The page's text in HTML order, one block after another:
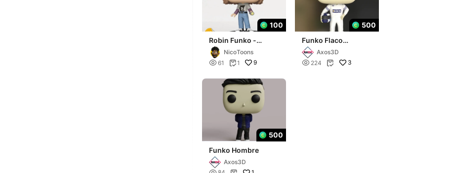
100
Robin Funko -
Stranger things
NicoToons
 61 1 9
500
Funko Flaco
Traverso
Axos3D
 224  3
500
Funko Hombre
Axos3D